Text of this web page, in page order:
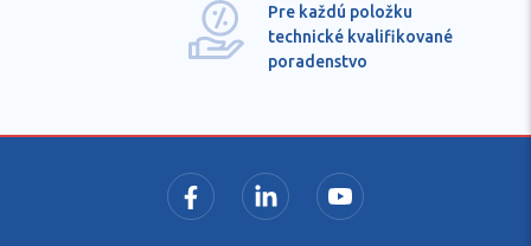
Pre každú položku
technické kvalifikované
poradenstvo